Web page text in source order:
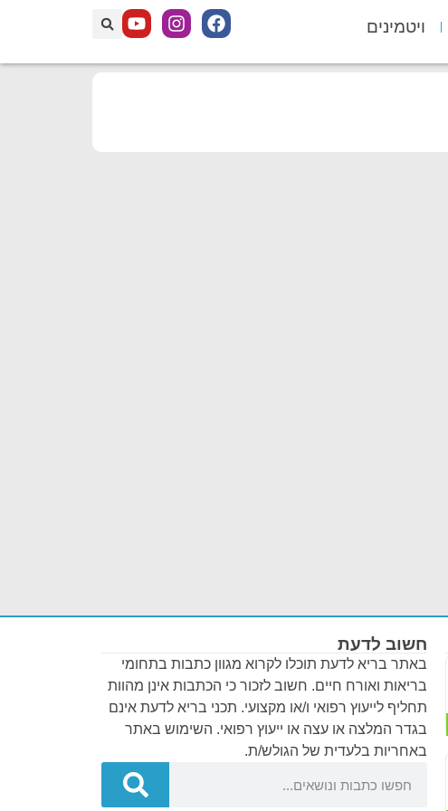
ויטמינים
חשוב לדעת
באתר בריא לדעת תוכלו לקרוא מגוון כתבות בתחומי
בריאות ואורח חיים. חשוב לזכור כי הכתבות אינן מהוות
תחליף לייעוץ רפואי ו/או מקצועי. תכני בריא לדעת אינם
בגדר המלצה או עצה או ייעוץ רפואי. השימוש באתר
באחריות בלעדית של הגולש/ת.